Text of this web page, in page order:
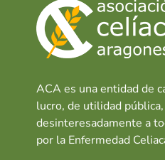
ACA es una entidad de
lucro, de utilidad
desinteresadamente a
por la Enfermedad